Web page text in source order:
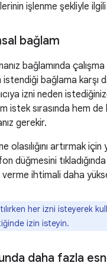
işlenme şekliyle
bağlam
bağlamında
istendiği bağlama karşı
izni neden
istek sırasında hem
gerekir.
olasılığını artırmak
düğmesini
ihtimali daha
her izni isteyerek
izin isteyin.
daha fazla